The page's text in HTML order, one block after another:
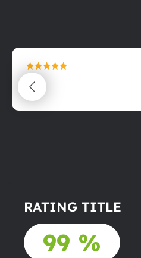
maximální spokojenost
22.06.2025
RATING TITLE
99 %